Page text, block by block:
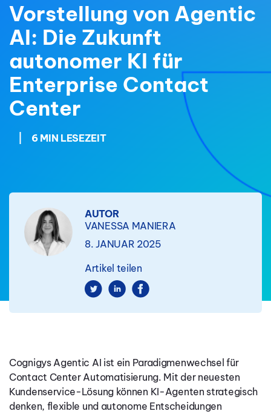
Vorstellung von Agentic
AI: Die Zukunft
autonomer KI für
Enterprise Contact
Center
6 MIN LESEZEIT
AUTOR
VANESSA MANIERA
8. JANUAR 2025
Artikel teilen
Cognigys Agentic AI ist ein Paradigmenwechsel für
Contact Center Automatisierung. Mit der neuesten
Kundenservice-Lösung können KI-Agenten strategisch
denken, flexible und autonome Entscheidungen